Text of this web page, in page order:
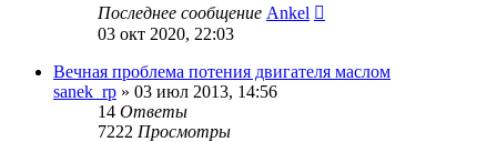
Последнее сообщение Ankel
03 окт 2020, 22:03
Вечная проблема потения двигателя маслом
sanek_rp » 03 июл 2013, 14:56
14 Ответы
7222 Просмотры